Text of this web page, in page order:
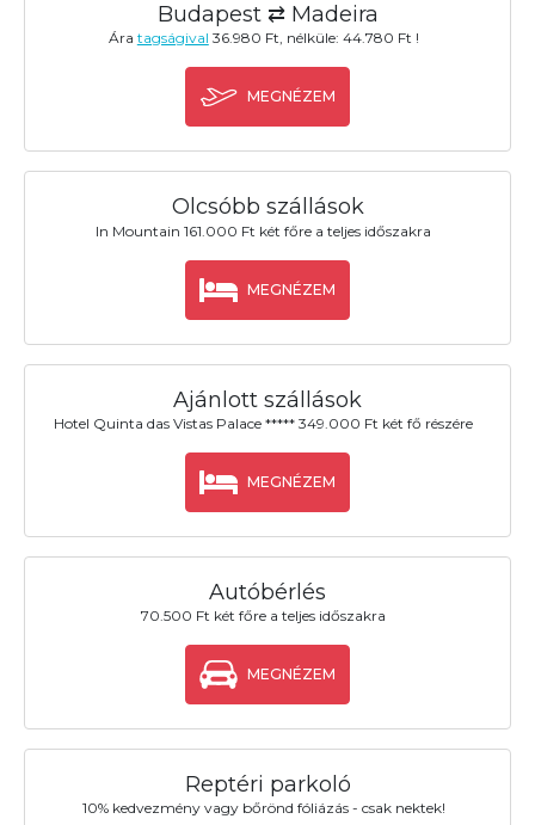
Budapest ⇄ Madeira
Ára tagságival 36.980 Ft, nélküle: 44.780 Ft !
MEGNÉZEM
Olcsóbb szállások
In Mountain 161.000 Ft két főre a teljes időszakra
MEGNÉZEM
Ajánlott szállások
Hotel Quinta das Vistas Palace ***** 349.000 Ft két fő részére
MEGNÉZEM
Autóbérlés
70.500 Ft két főre a teljes időszakra
MEGNÉZEM
Reptéri parkoló
10% kedvezmény vagy bőrönd fóliázás - csak nektek!